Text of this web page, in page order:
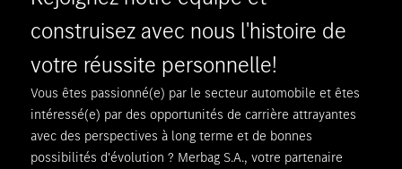
construisez avec nous l'histoire de
votre réussite personnelle!
Vous êtes passionné(e) par le secteur automobile et êtes
intéressé(e) par des opportunités de carrière attrayantes
avec des perspectives à long terme et de bonnes
possibilités d'évolution ? Merbag S.A., votre partenaire